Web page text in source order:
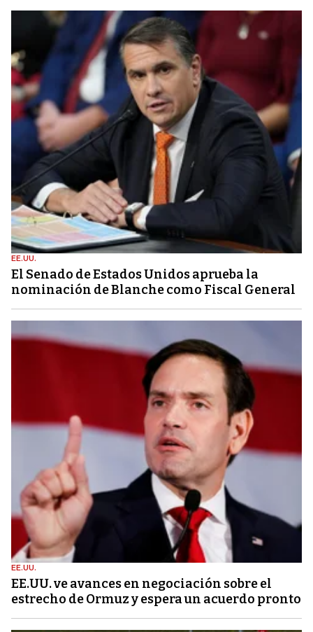
EE.UU.
El Senado de Estados Unidos aprueba la
nominación de Blanche como Fiscal General
EE.UU.
EE.UU. ve avances en negociación sobre el
estrecho de Ormuz y espera un acuerdo pronto